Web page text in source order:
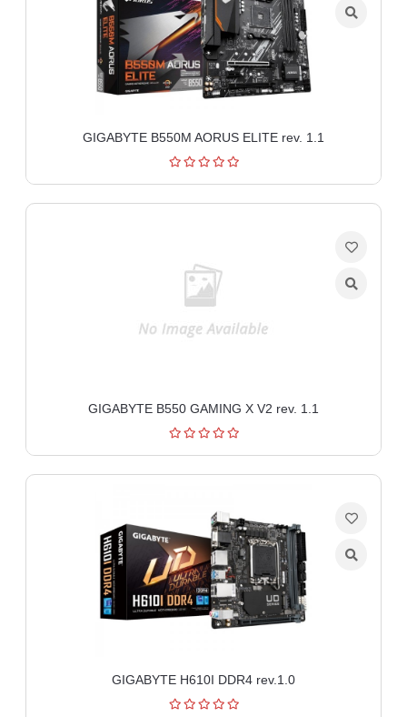
GIGABYTE B550M AORUS ELITE rev. 1.1
GIGABYTE B550 GAMING X V2 rev. 1.1
GIGABYTE H610I DDR4 rev.1.0